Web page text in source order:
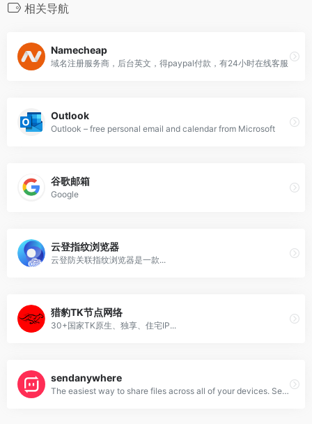
相关导航
Namecheap
域名注册服务商，后台英文，得paypal付款，有24小时在线客服
Outlook
Outlook – free personal email and calendar from Microsoft
谷歌邮箱
Google
云登指纹浏览器
云登防关联指纹浏览器是一款...
猎豹TK节点网络
30+国家TK原生、独享、住宅IP...
sendanywhere
The easiest way to share files across all of your devices. Send files of any size and type, as many times as you want, all for free!